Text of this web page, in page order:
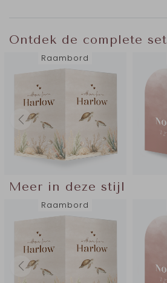
Ontdek de complete set
Raambord
Meer in deze stijl
Raambord